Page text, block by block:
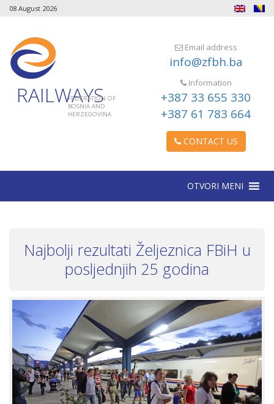
08 August 2026
RAILWAYS
FEDERATION OF
BOSNIA AND
HERZEGOVINA
Email address
info@zfbh.ba
Information
+387 33 655 330
+387 61 783 664
CONTACT US
OTVORI MENI
Najbolji rezultati Željeznica FBiH u
posljednjih 25 godina